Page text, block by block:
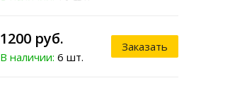
1200 руб.
В наличии: 6 шт.
Заказать